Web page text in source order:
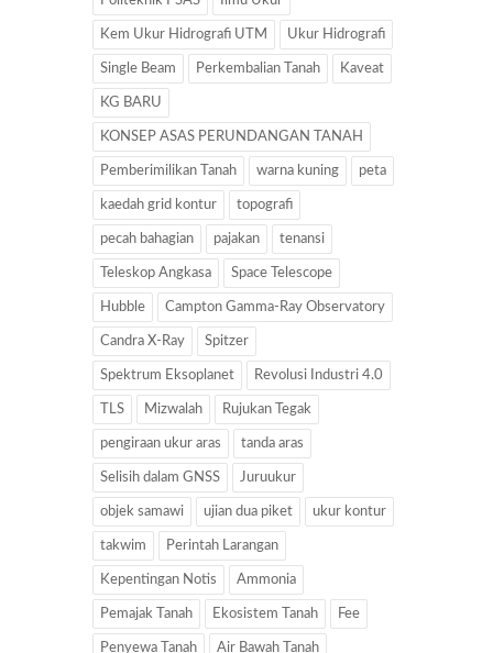
Kem Ukur Hidrografi UTM Ukur Hidrografi
Single Beam Perkembalian Tanah Kaveat
KG BARU
KONSEP ASAS PERUNDANGAN TANAH
Pemberimilikan Tanah warna kuning peta
kaedah grid kontur topografi
pecah bahagian pajakan tenansi
Teleskop Angkasa Space Telescope
Hubble Campton Gamma-Ray Observatory
Candra X-Ray Spitzer
Spektrum Eksoplanet Revolusi Industri 4.0
TLS Mizwalah Rujukan Tegak
pengiraan ukur aras tanda aras
Selisih dalam GNSS Juruukur
objek samawi ujian dua piket ukur kontur
takwim Perintah Larangan
Kepentingan Notis Ammonia
Pemajak Tanah Ekosistem Tanah Fee
Penyewa Tanah Air Bawah Tanah